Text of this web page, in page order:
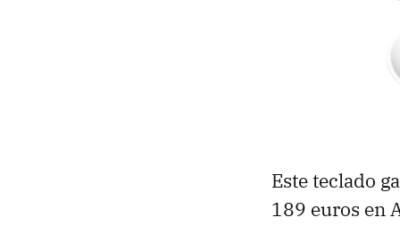
Este teclado
189 euros en